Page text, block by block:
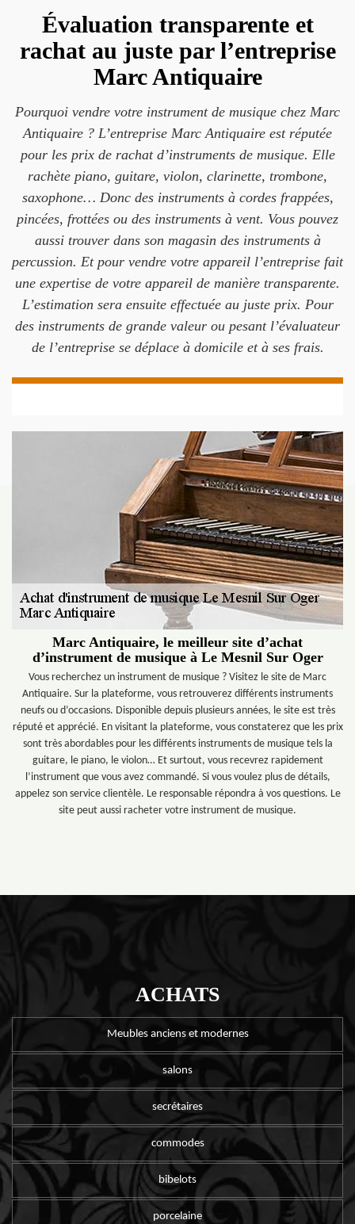
Évaluation transparente et
rachat au juste par l’entreprise
Marc Antiquaire
Pourquoi vendre votre instrument de musique chez Marc
Antiquaire ? L’entreprise Marc Antiquaire est réputée
pour les prix de rachat d’instruments de musique. Elle
rachète piano, guitare, violon, clarinette, trombone,
saxophone… Donc des instruments à cordes frappées,
pincées, frottées ou des instruments à vent. Vous pouvez
aussi trouver dans son magasin des instruments à
percussion. Et pour vendre votre appareil l’entreprise fait
une expertise de votre appareil de manière transparente.
L’estimation sera ensuite effectuée au juste prix. Pour
des instruments de grande valeur ou pesant l’évaluateur
de l’entreprise se déplace à domicile et à ses frais.
Marc Antiquaire, le meilleur site d’achat
d’instrument de musique à Le Mesnil Sur Oger
Vous recherchez un instrument de musique ? Visitez le site de Marc
Antiquaire. Sur la plateforme, vous retrouverez différents instruments
neufs ou d’occasions. Disponible depuis plusieurs années, le site est très
réputé et apprécié. En visitant la plateforme, vous constaterez que les prix
sont très abordables pour les différents instruments de musique tels la
guitare, le piano, le violon… Et surtout, vous recevrez rapidement
l’instrument que vous avez commandé. Si vous voulez plus de détails,
appelez son service clientèle. Le responsable répondra à vos questions. Le
site peut aussi racheter votre instrument de musique.
ACHATS
Meubles anciens et modernes
salons
secrétaires
commodes
bibelots
porcelaine